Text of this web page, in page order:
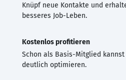
Knüpf neue Kontakte und
besseres Job-Leben.
Kostenlos profitieren
Schon als Basis-Mitglied kannst
deutlich optimieren.